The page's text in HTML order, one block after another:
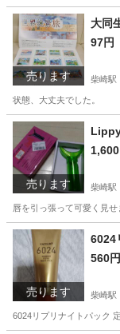
売ります
大同
97円
柴崎駅
状態、大丈夫でした。
東京 調布市 柴
売ります 柴崎駅
唇を引っ張って可愛く見
東京 調布市 柴崎
売ります
6024
560円
柴崎駅
6024リプリナイトパック